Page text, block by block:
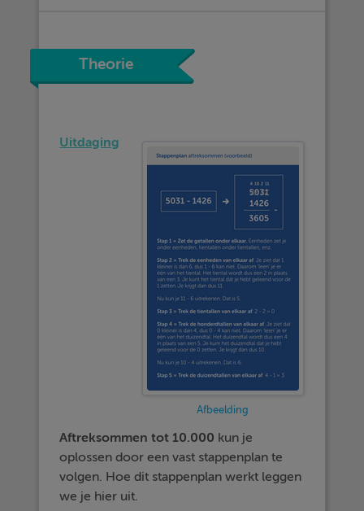
Theorie
Afbeelding
Uitdaging
Aftreksommen tot 10.000 kun je
oplossen door een vast stappenplan te
volgen. Hoe dit stappenplan werkt leggen
we je hier uit.